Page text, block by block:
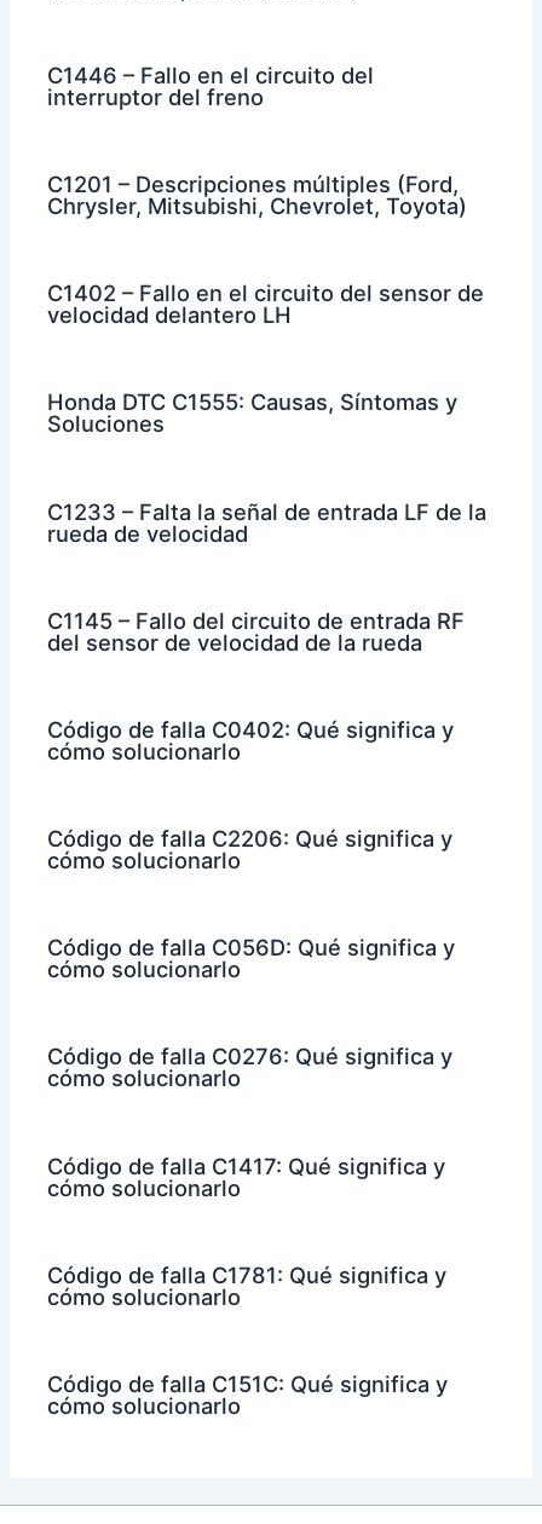
C1446 – Fallo en el circuito del
interruptor del freno
C1201 – Descripciones múltiples (Ford,
Chrysler, Mitsubishi, Chevrolet, Toyota)
C1402 – Fallo en el circuito del sensor de
velocidad delantero LH
Honda DTC C1555: Causas, Síntomas y
Soluciones
C1233 – Falta la señal de entrada LF de la
rueda de velocidad
C1145 – Fallo del circuito de entrada RF
del sensor de velocidad de la rueda
Código de falla C0402: Qué significa y
cómo solucionarlo
Código de falla C2206: Qué significa y
cómo solucionarlo
Código de falla C056D: Qué significa y
cómo solucionarlo
Código de falla C0276: Qué significa y
cómo solucionarlo
Código de falla C1417: Qué significa y
cómo solucionarlo
Código de falla C1781: Qué significa y
cómo solucionarlo
Código de falla C151C: Qué significa y
cómo solucionarlo